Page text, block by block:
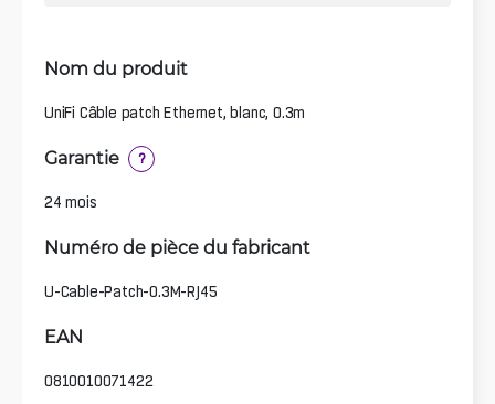
Nom du produit
UniFi Câble patch Ethernet, blanc, 0.3m
Garantie ?
24 mois
Numéro de pièce du fabricant
U-Cable-Patch-0.3M-RJ45
EAN
0810010071422